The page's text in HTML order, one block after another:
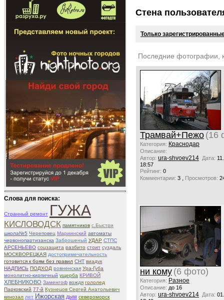
Слова для поиска:
Странный ремонт ГУЖА
КИСЛОВОДСК памятников с.Быстри
школа№5 Череповец Мариинский автоматы
червонопартизанска Заброшеный УДАР СТПС
АРСЕНЬЕВО соцзащита разбито стоит суздаль
МОСКВОРЕЦКАЯ достопримечательность
готовится к боям без правил СНТ виадук
НАДПИСЬ ПОДХОД ровненская Ура-Губа
монолитно-кирпичный ущерба КРИВОЙ
ХЛЕБНИКОВО Заменгоф вождя гололед
Парковский 77-й Кузнецов Сергей Анатольевич
кинозал лет Ижорская дым североморск
Стена
Только
Последние фотографии,
Трамвай+Пежо (16
Категория: Краснодар
Описание:
Автор: ura-shvoev214 Дата:
18:57
Рейтинг: 0
Комментарии: 3 , Просмотров:
ни кому (6 фото)
Категория: Разное
Описание: до 16
Автор: ura-shvoev214 Дата: